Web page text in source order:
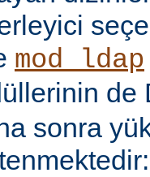
mod_ldap
de
sonra